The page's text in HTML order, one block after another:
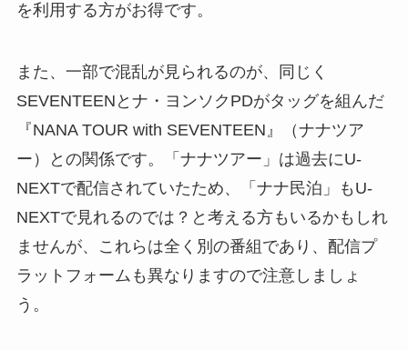
を利用する方がお得です。
また、一部で混乱が見られるのが、同じく
SEVENTEENとナ・ヨンソクPDがタッグを組んだ
『NANA TOUR with SEVENTEEN』（ナナツア
ー）との関係です。「ナナツアー」は過去にU-
NEXTで配信されていたため、「ナナ民泊」もU-
NEXTで見れるのでは？と考える方もいるかもしれ
ませんが、これらは全く別の番組であり、配信プ
ラットフォームも異なりますので注意しましょ
う。